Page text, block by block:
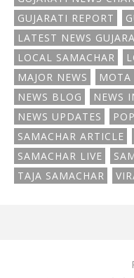
GUJARATI REPORT
LATEST NEWS
LOCAL SAMACHAR
MAJOR NEWS
MOTA
NEWS BLOG
NEWS
NEWS UPDATES
SAMACHAR ARTICLE
SAMACHAR LIVE
TAJA SAMACHAR